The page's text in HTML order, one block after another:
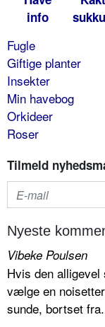
info
Fugle
Giftige planter
Insekter
Min havebog
Orkideer
Roser
Tilmeld
Nyeste
Vibeke Poulsen
Hvis den
vælge en
sunde, bortset